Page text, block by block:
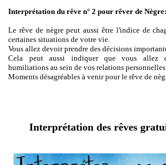
Interprétation du rêve n° 2 pour rêver de Nègre:
Le rêve de nègre peut aussi être l'indice de
certaines situations de votre vie.
Vous allez devoir prendre des décisions
Cela peut aussi indiquer que vous allez
humiliations au sein de vos relations
Moments désagréables à venir pour le rêve de
Interprétation des rêves